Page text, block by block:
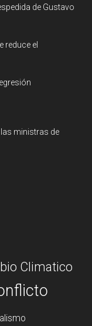
de Gustavo
reduce el
ministras de
Climatico